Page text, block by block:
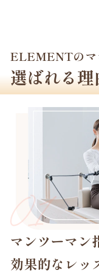
ELEMENTのマ
選ばれる理
マンツーマン
効果的なレッ